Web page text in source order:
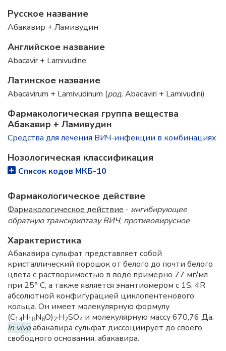
Русское название
Абакавир + Ламивудин
Английское название
Abacavir + Lamivudine
Латинское название
Abacavirum + Lamivudinum (род. Abacaviri + Lamivudini)
Фармакологическая группа вещества
Абакавир + Ламивудин
Средства для лечения ВИЧ-инфекции в комбинациях
Нозологическая классификация
Список кодов МКБ-10
Фармакологическое действие
Фармакологическое действие - ингибирующее
обратную транскриптазу ВИЧ, противовирусное.
Характеристика
Абакавира сульфат представляет собой
кристаллический порошок от белого до почти белого
цвета с растворимостью в воде примерно 77 мг/мл
при 25° C, а также является энантиомером с 1S, 4R
абсолютной конфигурацией циклопентенового
кольца. Он имеет молекулярную формулу
(C14H18N6O)2·H2SO4и молекулярную массу 670,76 Да.
In vivoабакавира сульфат диссоциирует до своего
свободного основания, абакавира.